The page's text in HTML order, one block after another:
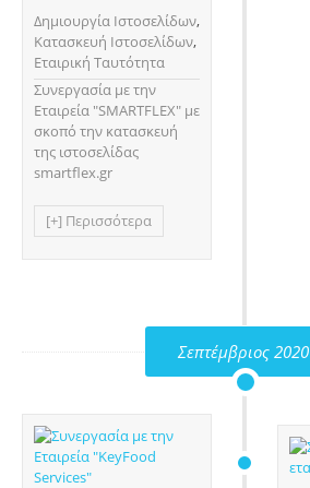
Δημιουργία Ιστοσελίδων,
Κατασκευή Ιστοσελίδων,
Εταιρική Ταυτότητα
Συνεργασία με την
Εταιρεία "SMARTFLEX" με
σκοπό την κατασκευή
της ιστοσελίδας
smartflex.gr
[+] Περισσότερα
Σεπτέμβριος 2020